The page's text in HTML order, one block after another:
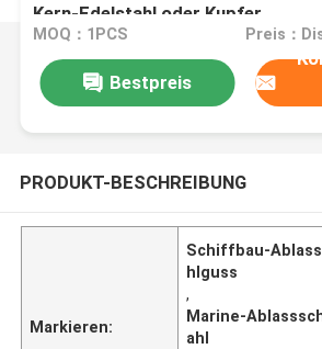
Kern-Edelstahl oder Kupfer
MOQ：1PCS
Bestpreis
PRODUKT-BESCHREIBUNG
Markieren:
Schiffbau-
hlguss
,
Marine-
ahl